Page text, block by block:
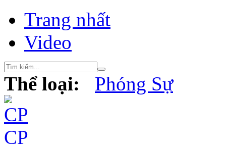
Trang nhất
Video
Thể loại:
Phóng Sự
CP